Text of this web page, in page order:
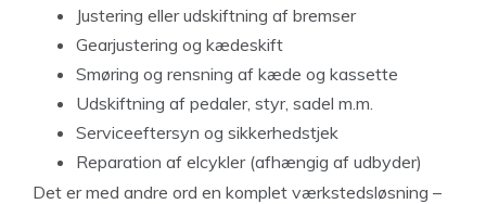
Justering eller udskiftning af bremser
Gearjustering og kædeskift
Smøring og rensning af kæde og kassette
Udskiftning af pedaler, styr, sadel m.m.
Serviceeftersyn og sikkerhedstjek
Reparation af elcykler (afhængig af udbyder)
Det er med andre ord en komplet værkstedsløsning –